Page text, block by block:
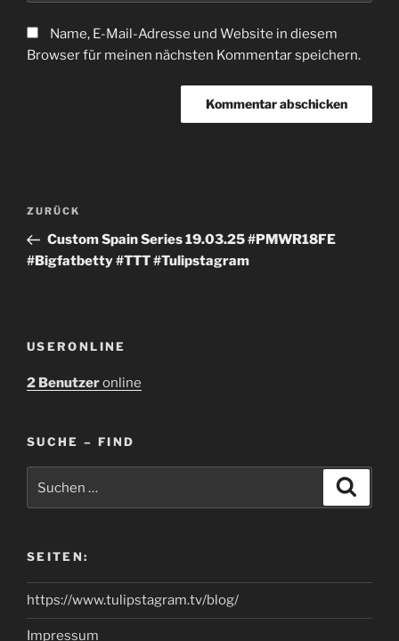
Name, E-Mail-Adresse und Website in diesem
Browser für meinen nächsten Kommentar speichern.
Beitragsnavigation
Vorheriger
Beitrag
ZURÜCK
Custom Spain Series 19.03.25 #PMWR18FE
#Bigfatbetty #TTT #Tulipstagram
USERONLINE
2 Benutzeronline
SUCHE – FIND
nach:
SEITEN:
https://www.tulipstagram.tv/blog/
Impressum